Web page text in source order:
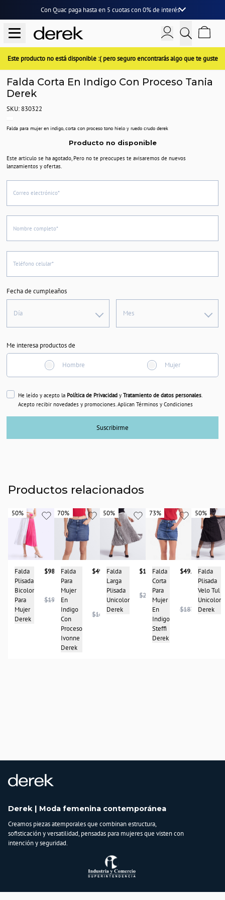
Con Quac paga hasta en 5 cuotascon0% de interés
Este producto no está disponible :( pero seguro encontrarás algo que te guste
Falda Corta En Indigo Con Proceso Tania
Derek
SKU: 830322
Falda para mujer en indigo, corta con proceso tono hielo y ruedo crudo derek
Producto no disponible
Este articulo se ha agotado, Pero no te preocupes te avisaremos de nuevos
lanzamientos y ofertas.
Correo electrónico*
Nombre completo*
Teléfono celular*
Fecha de cumpleaños
Día Mes
Me interesa productos de
Hombre Mujer
He leído y acepto la Política de Privacidady Tratamiento de datos personales.
Acepto recibir novedades y promociones. Aplican Términos y Condiciones
Suscribirme
Productos relacionados
50%
50%
Falda
Plisada
Bicolor
Para
Mujer
Derek
$98.475
$196.950
70%
70%
Falda
Para
Mujer
En
Indigo
Con
Proceso
Ivonne
Derek
$49.950
$167.950
50%
50%
Falda
Larga
Plisada
Unicolor
Derek
$118.950
$237.900
73%
73%
Falda
Corta
Para
Mujer
En
Indigo
Steffi
Derek
$49.950
$187.950
50%
50%
Falda
Plisada
Velo Tul
Unicolor
Derek
Derek | Moda femenina contemporánea
Creamos piezas atemporales que combinan estructura,
sofisticación y versatilidad, pensadas para mujeres que visten con
intención y seguridad.